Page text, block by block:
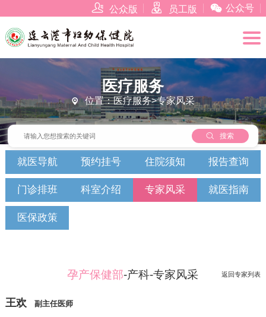
 公众版  员工版  公众号
 搜索
医疗服务
 位置：医疗服务>专家风采
就医导航 预约挂号 住院须知 报告查询
门诊排班 科室介绍 专家风采 就医指南
医保政策
孕产保健部-产科-专家风采 返回专家列表
王欢 副主任医师